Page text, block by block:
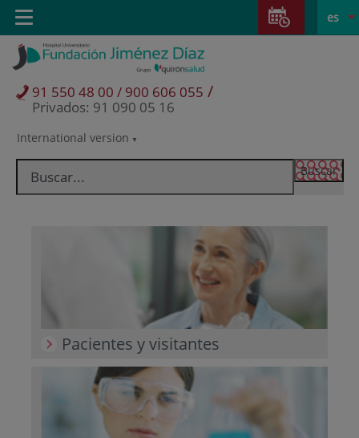
Saltar al contenido
Saltar
contenido
Selector
idioma
activo
es
International version
91 550 48 00 / 900 606 055 /
Privados: 91 090 05 16
Toggle
navigation
Pacientes y visitantes